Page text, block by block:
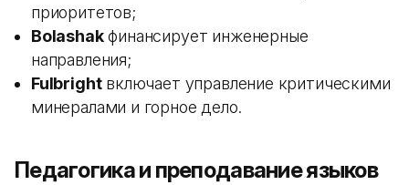
приоритетов;
Bolashakфинансирует инженерные
направления;
Fulbrightвключает управление критическими
минералами и горное дело.
Педагогика и преподавание языков